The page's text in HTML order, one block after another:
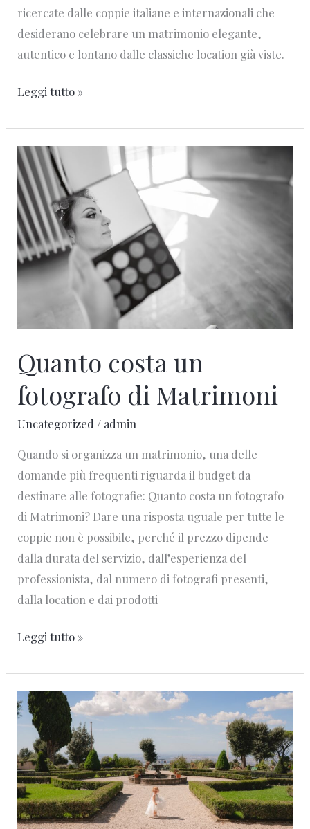
ricercate dalle coppie italiane e internazionali che
desiderano celebrare un matrimonio elegante,
autentico e lontano dalle classiche location già viste.
Leggi tutto »
Quanto costa un
fotografo di Matrimoni
Uncategorized / admin
Quando si organizza un matrimonio, una delle
domande più frequenti riguarda il budget da
destinare alle fotografie: Quanto costa un fotografo
di Matrimoni? Dare una risposta uguale per tutte le
coppie non è possibile, perché il prezzo dipende
dalla durata del servizio, dall’esperienza del
professionista, dal numero di fotografi presenti,
dalla location e dai prodotti
Quanto
costa
un
fotografo
di
Matrimoni
Leggi tutto »
Location
matrimonio
nel
Lazio
poco
conosciute